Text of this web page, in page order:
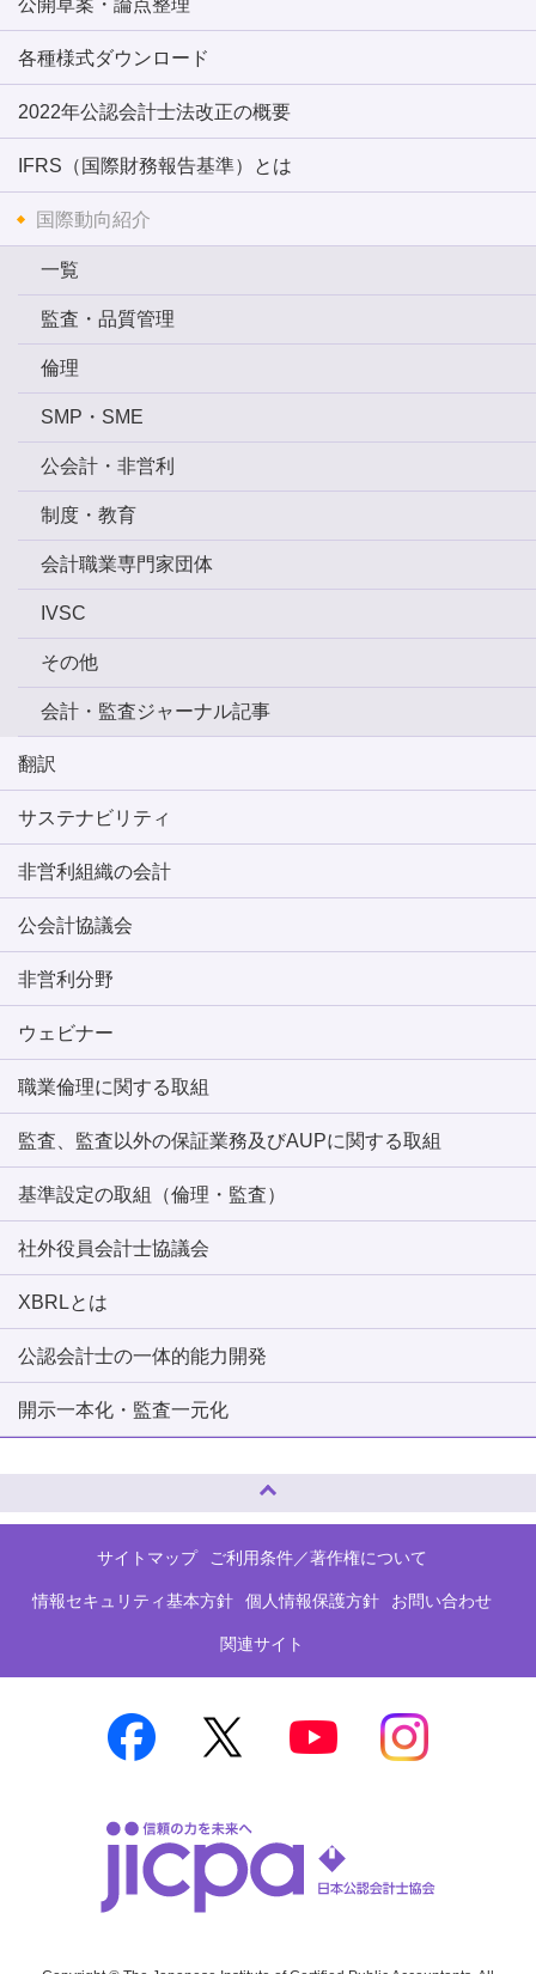
公開草案・論点整理
各種様式ダウンロード
2022年公認会計士法改正の概要
IFRS（国際財務報告基準）とは
国際動向紹介
一覧
監査・品質管理
倫理
SMP・SME
公会計・非営利
制度・教育
会計職業専門家団体
IVSC
その他
会計・監査ジャーナル記事
翻訳
サステナビリティ
非営利組織の会計
公会計協議会
非営利分野
ウェビナー
職業倫理に関する取組
監査、監査以外の保証業務及びAUPに関する取組
基準設定の取組（倫理・監査）
社外役員会計士協議会
XBRLとは
公認会計士の一体的能力開発
開示一本化・監査一元化
サイトマップ ご利用条件／著作権について
情報セキュリティ基本方針 個人情報保護方針 お問い合わせ
関連サイト